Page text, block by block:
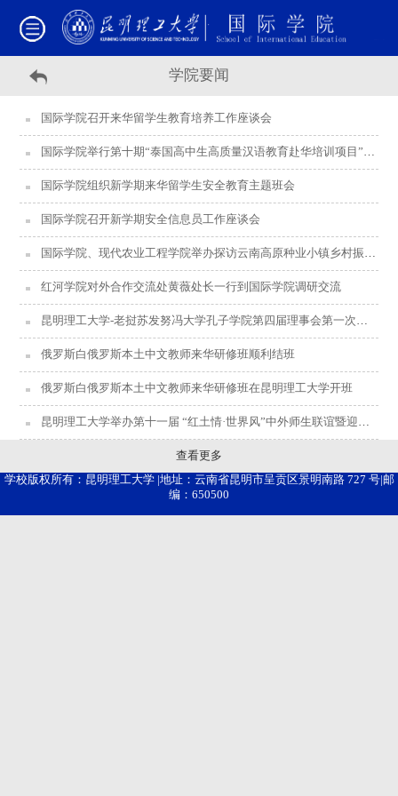
学院要闻
国际学院召开来华留学生教育培养工作座谈会
国际学院举行第十期“泰国高中生高质量汉语教育赴华培训项目”开班仪式
国际学院组织新学期来华留学生安全教育主题班会
国际学院召开新学期安全信息员工作座谈会
国际学院、现代农业工程学院举办探访云南高原种业小镇乡村振兴暨“国际三八妇女节”工会活动
红河学院对外合作交流处黄薇处长一行到国际学院调研交流
昆明理工大学-老挝苏发努冯大学孔子学院第四届理事会第一次会议召开
俄罗斯白俄罗斯本土中文教师来华研修班顺利结班
俄罗斯白俄罗斯本土中文教师来华研修班在昆明理工大学开班
昆明理工大学举办第十一届 “红土情·世界风”中外师生联谊暨迎接建校70周年新年晚会
查看更多
学校版权所有：昆明理工大学 |地址：云南省昆明市呈贡区景明南路 727 号|邮
编：650500